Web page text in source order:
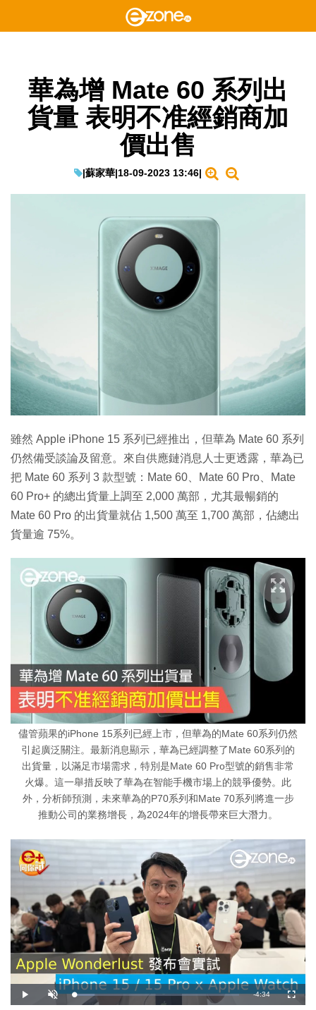
華為增 Mate 60 系列出
貨量 表明不准經銷商加
價出售
|蘇家華|18-09-2023 13:46|
雖然 Apple iPhone 15 系列已經推出，但華為 Mate 60 系列
仍然備受談論及留意。來自供應鏈消息人士更透露，華為已
把 Mate 60 系列 3 款型號：Mate 60、Mate 60 Pro、Mate
60 Pro+ 的總出貨量上調至 2,000 萬部，尤其最暢銷的
Mate 60 Pro 的出貨量就佔 1,500 萬至 1,700 萬部，佔總出
貨量逾 75%。
儘管蘋果的iPhone 15系列已經上市，但華為的Mate 60系列仍然
引起廣泛關注。最新消息顯示，華為已經調整了Mate 60系列的
出貨量，以滿足市場需求，特別是Mate 60 Pro型號的銷售非常
火爆。這一舉措反映了華為在智能手機市場上的競爭優勢。此
外，分析師預測，未來華為的P70系列和Mate 70系列將進一步
推動公司的業務增長，為2024年的增長帶來巨大潛力。
播
放
開
啟
載
入
剩
-4:34
全
螢